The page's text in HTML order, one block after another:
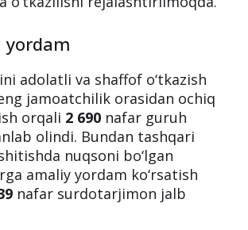
yordam
adolatli va shaffof o‘tkazish
jamoatchilik orasidan ochiq
orqali 2 690 nafar guruh
olindi. Bundan tashqari
nuqsoni bo‘lgan
amaliy yordam ko‘rsatish
nafar surdotarjimon jalb